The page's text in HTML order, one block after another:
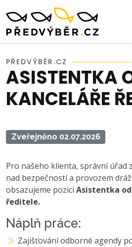
PŘEDVÝBĚR.CZ
ASISTENTKA
KANCELÁŘE
Zveřejněno 02.07.2026
Pro našeho klienta, správní úřad
nad bezpečností a provozem
obsazujeme pozici Asistentka
ředitele.
Náplň práce:
Zajišťování odborné agendy